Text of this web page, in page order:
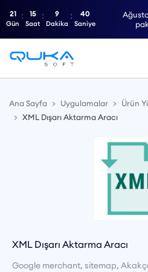
21
Gün
15
Saat
9
Dakika
40
Saniye
Ana Sayfa Uygulamalar
Ürün
XML Dışarı Aktarma Aracı
XML Dışarı Aktarma Aracı
Google merchant, sitemap,